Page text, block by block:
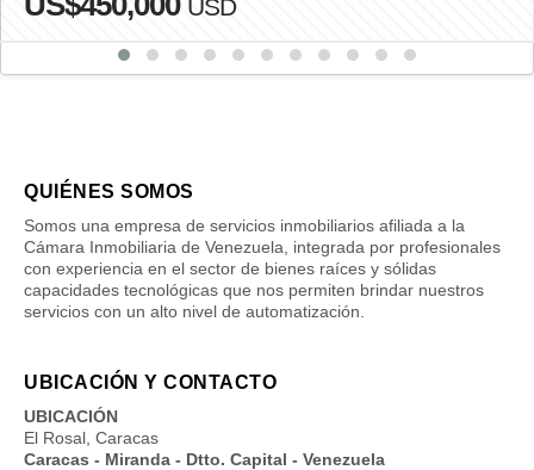
USD
QUIÉNES SOMOS
Somos una empresa de servicios inmobiliarios afiliada a la
Cámara Inmobiliaria de Venezuela, integrada por profesionales
con experiencia en el sector de bienes raíces y sólidas
capacidades tecnológicas que nos permiten brindar nuestros
servicios con un alto nivel de automatización.
UBICACIÓN Y CONTACTO
UBICACIÓN
El Rosal, Caracas
Caracas - Miranda - Dtto. Capital - Venezuela